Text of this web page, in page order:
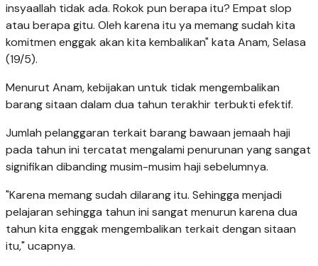
insyaallah tidak ada. Rokok pun berapa itu? Empat slop
atau berapa gitu. Oleh karena itu ya memang sudah kita
komitmen enggak akan kita kembalikan" kata Anam, Selasa
(19/5).
Menurut Anam, kebijakan untuk tidak mengembalikan
barang sitaan dalam dua tahun terakhir terbukti efektif.
Jumlah pelanggaran terkait barang bawaan jemaah haji
pada tahun ini tercatat mengalami penurunan yang sangat
signifikan dibanding musim-musim haji sebelumnya.
"Karena memang sudah dilarang itu. Sehingga menjadi
pelajaran sehingga tahun ini sangat menurun karena dua
tahun kita enggak mengembalikan terkait dengan sitaan
itu," ucapnya.